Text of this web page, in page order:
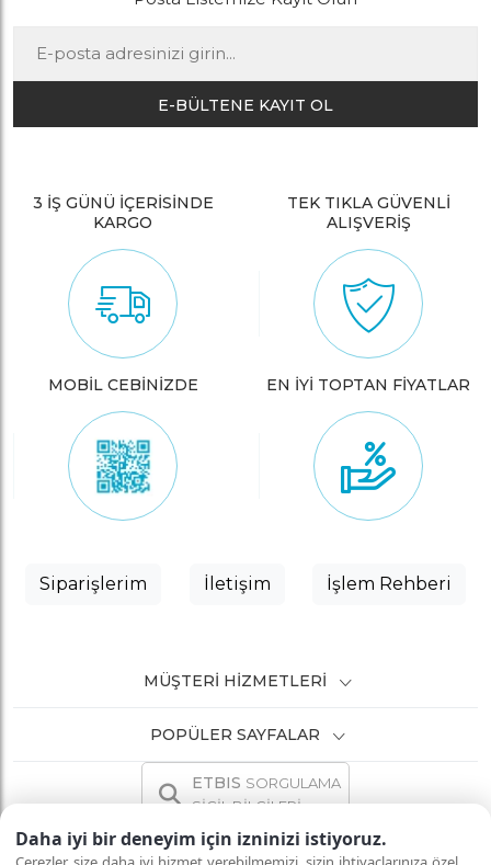
Daha iyi bir deneyim için izninizi istiyoruz.
E-BÜLTENE KAYIT OL
3 İŞ GÜNÜ İÇERİSİNDE
KARGO
TEK TIKLA GÜVENLİ
ALIŞVERİŞ
MOBİL CEBİNİZDE EN İYİ TOPTAN FİYATLAR
Siparişlerim İletişim İşlem Rehberi
MÜŞTERI HIZMETLERI
POPÜLER SAYFALAR
ETBIS SORGULAMA
SİCİL BİLGİLERİ